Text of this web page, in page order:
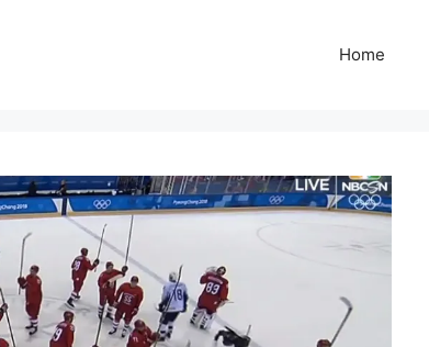
Home